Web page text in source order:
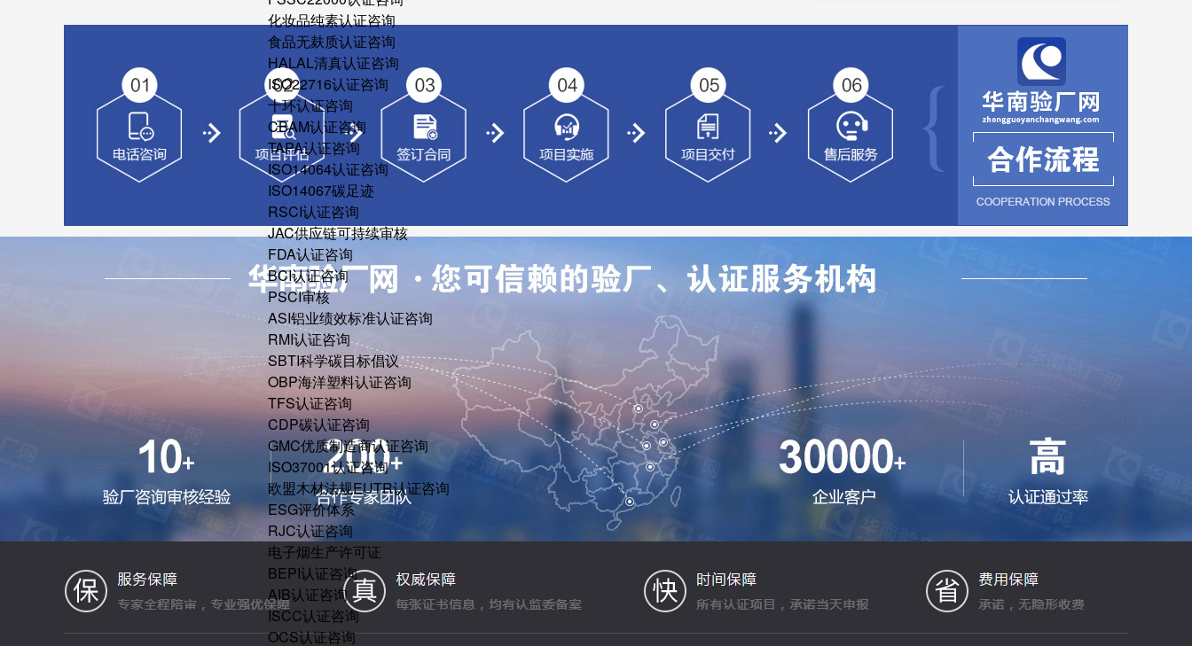
化妆品纯素认证咨询
食品无麸质认证咨询
HALAL清真认证咨询
ISO22716认证咨询
十环认证咨询
CBAM认证咨询
TAPA认证咨询
ISO14064认证咨询
ISO14067碳足迹
RSCI认证咨询
JAC供应链可持续审核
FDA认证咨询
BCI认证咨询
PSCI审核
ASI铝业绩效标准认证咨询
RMI认证咨询
SBTI科学碳目标倡议
OBP海洋塑料认证咨询
TFS认证咨询
CDP碳认证咨询
GMC优质制造商认证咨询
ISO37001认证咨询
欧盟木材法规EUTR认证咨询
ESG评价体系
RJC认证咨询
电子烟生产许可证
BEPI认证咨询
AIB认证咨询
ISCC认证咨询
OCS认证咨询